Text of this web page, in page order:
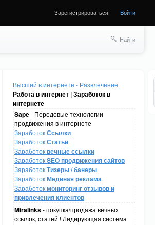
Зарегистрироваться Войти
Найти
Высший в интернете - Развлечение
Работа в интернет | Заработок в
интернете
Sape- Передовые технологии
продвижения в интернете
ЗаработокСсылки
ЗаработокСтатьи
Заработоквечные ссылки
ЗаработокSEO продвижения сайтов
ЗаработокТизеры / банеры
ЗаработокМединая реклама
Заработокмониторинг отзывов и
привлечения клиентов
Miralinks- покупка\продажа вечных
ссылок, статей ! Лидирующая система